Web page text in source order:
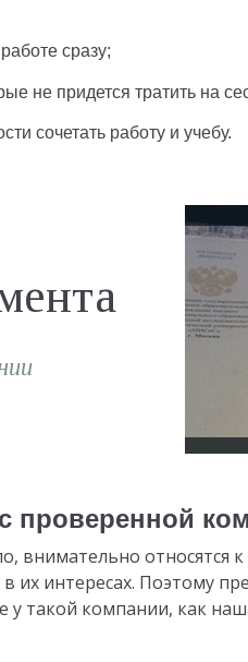
сразу;
не придется тратить на
сочетать работу и учебу.
проверенной
внимательно относятся
их интересах. Поэтому
у такой компании, как